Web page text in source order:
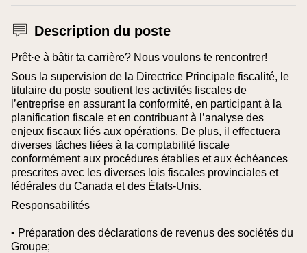
Description du poste
Prêt·e à bâtir ta carrière? Nous voulons te rencontrer!
Sous la supervision de la Directrice Principale fiscalité, le
titulaire du poste soutient les activités fiscales de
l’entreprise en assurant la conformité, en participant à la
planification fiscale et en contribuant à l’analyse des
enjeux fiscaux liés aux opérations. De plus, il effectuera
diverses tâches liées à la comptabilité fiscale
conformément aux procédures établies et aux échéances
prescrites avec les diverses lois fiscales provinciales et
fédérales du Canada et des États-Unis.
Responsabilités
• Préparation des déclarations de revenus des sociétés du
Groupe;